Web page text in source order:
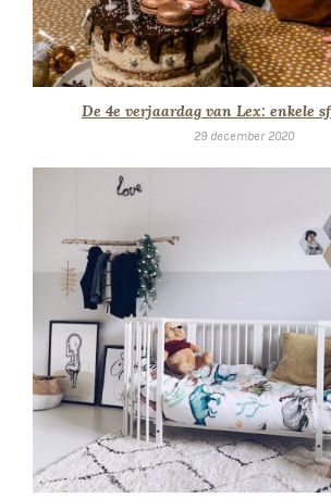
De 4e verjaardag van Lex: enkele
29 december 2020